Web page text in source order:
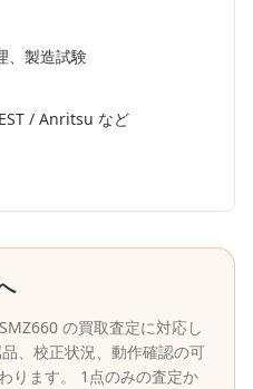
、製造試験
/ Anritsu など
SMZ660 の買取査定に対応し
、校正状況、動作確認の可
ります。 1点のみの査定か